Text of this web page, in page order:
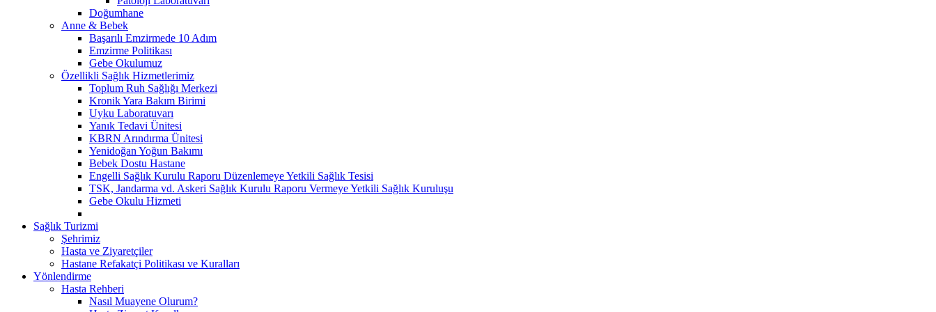
Doğumhane
Anne & Bebek
Başarılı Emzirmede 10 Adım
Emzirme Politikası
Gebe Okulumuz
Özellikli Sağlık Hizmetlerimiz
Toplum Ruh Sağlığı Merkezi
Kronik Yara Bakım Birimi
Uyku Laboratuvarı
Yanık Tedavi Ünitesi
KBRN Arındırma Ünitesi
Yenidoğan Yoğun Bakımı
Bebek Dostu Hastane
Engelli Sağlık Kurulu Raporu Düzenlemeye Yetkili Sağlık Tesisi
TSK, Jandarma vd. Askeri Sağlık Kurulu Raporu Vermeye Yetkili Sağlık Kuruluşu
Gebe Okulu Hizmeti
Sağlık Turizmi
Şehrimiz
Hasta ve Ziyaretçiler
Hastane Refakatçi Politikası ve Kuralları
Yönlendirme
Hasta Rehberi
Nasıl Muayene Olurum?